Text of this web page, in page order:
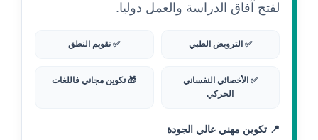
لفتح آفاق الدراسة والعمل دوليا.
✅ الترويض الطبي ✅ تقويم النطق
✅ الأخصائي النفساني
الحركي
🎁 تكوين مجاني فاللغات
📍 تكوين مهني عالي الجودة